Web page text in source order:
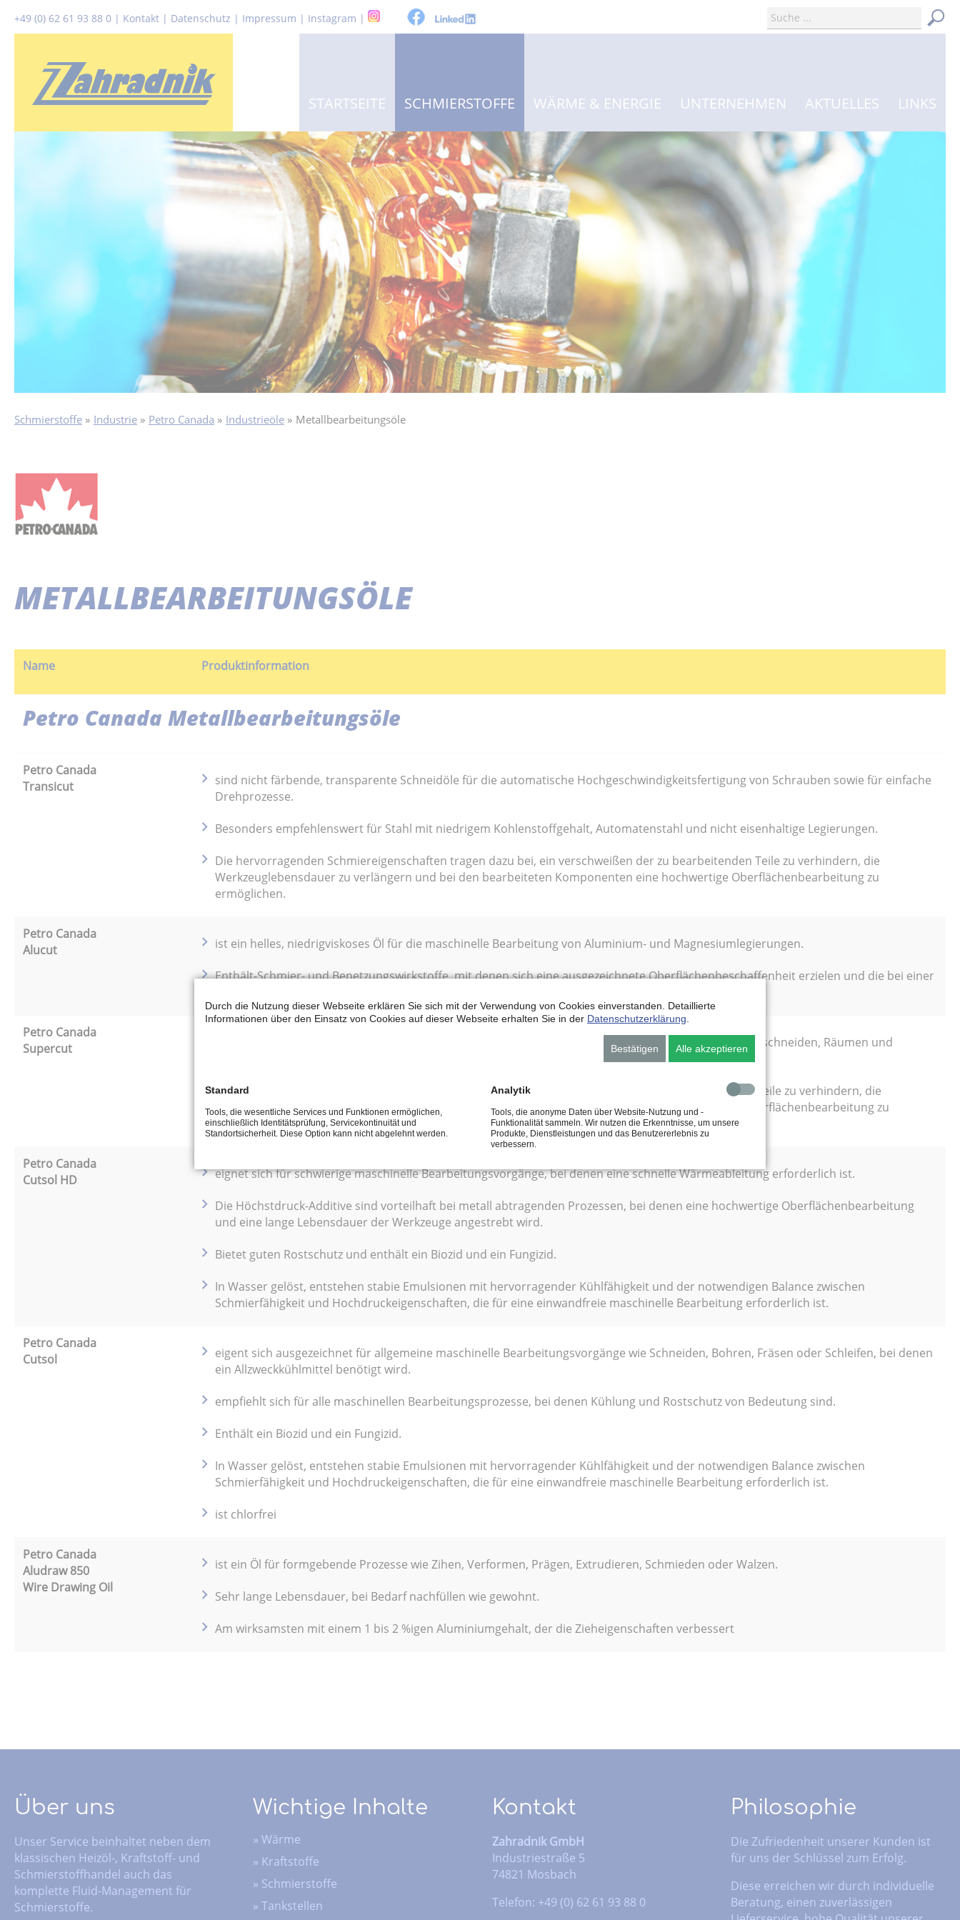
STARTSEITE SCHMIERSTOFFE WÄRME & ENERGIE UNTERNEHMEN AKTUELLES LINKS
+49 (0) 62 61 93 88 0 | Kontakt | Datenschutz | Impressum | Instagram |
Schmierstoffe Industrie Petro Canada Industrieöle Metallbearbeitungsöle
METALLBEARBEITUNGSÖLE
Name Produktinformation
Petro Canada Metallbearbeitungsöle
Petro Canada
Transicut
sind nicht färbende, transparente Schneidöle für die automatische Hochgeschwindigkeitsfertigung von Schrauben sowie für einfache
Drehprozesse.
Besonders empfehlenswert für Stahl mit niedrigem Kohlenstoffgehalt, Automatenstahl und nicht eisenhaltige Legierungen.
Die hervorragenden Schmiereigenschaften tragen dazu bei, ein verschweißen der zu bearbeitenden Teile zu verhindern, die
Werkzeuglebensdauer zu verlängern und bei den bearbeiteten Komponenten eine hochwertige Oberflächenbearbeitung zu
ermöglichen.
Petro Canada
Alucut
ist ein helles, niedrigviskoses Öl für die maschinelle Bearbeitung von Aluminium- und Magnesiumlegierungen.
Enthält-Schmier- und Benetzungswirkstoffe, mit denen sich eine ausgezeichnete Oberflächenbeschaffenheit erzielen und die bei einer
Petro Canada
Supercut
wurden für verschiedene maschinelle Bearbeitungsvorgänge konzipiert, z.B. für Gewindebohren und -schneiden, Räumen und
Die hervorragenden Schmiereigenschaften tragen dazu bei, ein Verschweißen der zu bearbeitenden Teile zu verhindern, die
Werkzeuglebensdauer zu verlängern und bei den bearbeitenden Komponenten eine hochwertige Oberflächenbearbeitung zu
ermöglichen.
Petro Canada
Cutsol HD
eignet sich für schwierige maschinelle Bearbeitungsvorgänge, bei denen eine schnelle Wärmeableitung erforderlich ist.
Die Höchstdruck-Additive sind vorteilhaft bei metall abtragenden Prozessen, bei denen eine hochwertige Oberflächenbearbeitung
und eine lange Lebensdauer der Werkzeuge angestrebt wird.
Bietet guten Rostschutz und enthält ein Biozid und ein Fungizid.
In Wasser gelöst, entstehen stabie Emulsionen mit hervorragender Kühlfähigkeit und der notwendigen Balance zwischen
Schmierfähigkeit und Hochdruckeigenschaften, die für eine einwandfreie maschinelle Bearbeitung erforderlich ist.
Petro Canada
Cutsol
eigent sich ausgezeichnet für allgemeine maschinelle Bearbeitungsvorgänge wie Schneiden, Bohren, Fräsen oder Schleifen, bei denen
ein Allzweckkühlmittel benötigt wird.
empfiehlt sich für alle maschinellen Bearbeitungsprozesse, bei denen Kühlung und Rostschutz von Bedeutung sind.
Enthält ein Biozid und ein Fungizid.
In Wasser gelöst, entstehen stabie Emulsionen mit hervorragender Kühlfähigkeit und der notwendigen Balance zwischen
Schmierfähigkeit und Hochdruckeigenschaften, die für eine einwandfreie maschinelle Bearbeitung erforderlich ist.
ist chlorfrei
Petro Canada
Aludraw 850
Wire Drawing Oil
ist ein Öl für formgebende Prozesse wie Zihen, Verformen, Prägen, Extrudieren, Schmieden oder Walzen.
Sehr lange Lebensdauer, bei Bedarf nachfüllen wie gewohnt.
Am wirksamsten mit einem 1 bis 2 %igen Aluminiumgehalt, der die Zieheigenschaften verbessert
Über uns
Unser Service beinhaltet neben dem
klassischen Heizöl-, Kraftstoff- und
Schmierstoffhandel auch das
komplette Fluid-Management für
Schmierstoffe.
Wichtige Inhalte
»Wärme
» Kraftstoffe
» Schmierstoffe
»Tankstellen
Kontakt
Zahradnik GmbH
Industriestraße 5
74821 Mosbach
Telefon: +49 (0) 62 61 93 88 0
Philosophie
Die Zufriedenheit unserer Kunden ist
für uns der Schlüssel zum Erfolg.
Diese erreichen wir durch individuelle
Beratung, einen zuverlässigen
Durch die Nutzung dieser Webseite erklären Sie sich mit der Verwendung von Cookies einverstanden. Detaillierte
Informationen über den Einsatz von Cookies auf dieser Webseite erhalten Sie in der Datenschutzerklärung
Bestätigen Alle akzeptieren
Standard
Tools, die wesentliche Services und Funktionen ermöglichen,
einschließlich Identitätsprüfung, Servicekontinuität und
Standortsicherheit. Diese Option kann nicht abgelehnt werden.
Analytik
Tools, die anonyme Daten über Website-Nutzung und -
Funktionalität sammeln. Wir nutzen die Erkenntnisse, um unsere
Produkte, Dienstleistungen und das Benutzererlebnis zu
verbessern.